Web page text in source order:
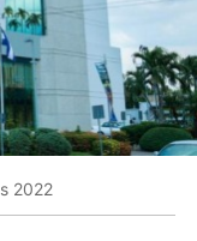
2022